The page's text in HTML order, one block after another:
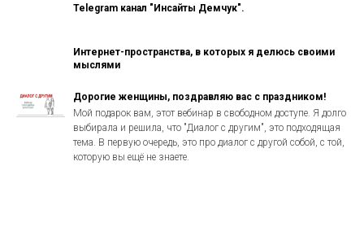
Telegram канал "Инсайты Демчук".
Интернет-пространства, в которых я делюсь своими
мыслями
Дорогие женщины, поздравляю вас с праздником!
Мой подарок вам, этот вебинар в свободном доступе. Я долго
выбирала и решила, что "Диалог с другим", это подходящая
тема. В первую очередь, это про диалог с другой собой, с той,
которую вы ещё не знаете.